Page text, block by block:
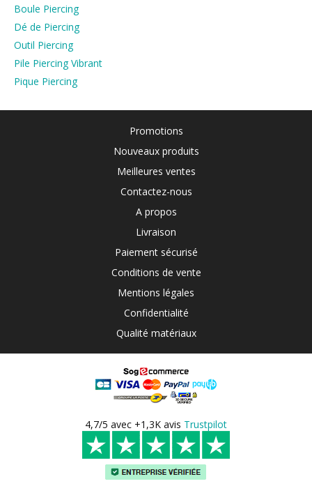
Boule Piercing
Dé de Piercing
Outil Piercing
Pile Piercing Vibrant
Pique Piercing
Promotions
Nouveaux produits
Meilleures ventes
Contactez-nous
A propos
Livraison
Paiement sécurisé
Conditions de vente
Mentions légales
Confidentialité
Qualité matériaux
4,7/5 avec +1,3K avis Trustpilot